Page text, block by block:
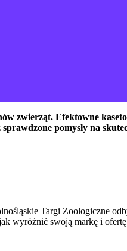
zwierząt. Efektowne
pomysły na
Targi Zoologiczne
wyróżnić swoją markę i